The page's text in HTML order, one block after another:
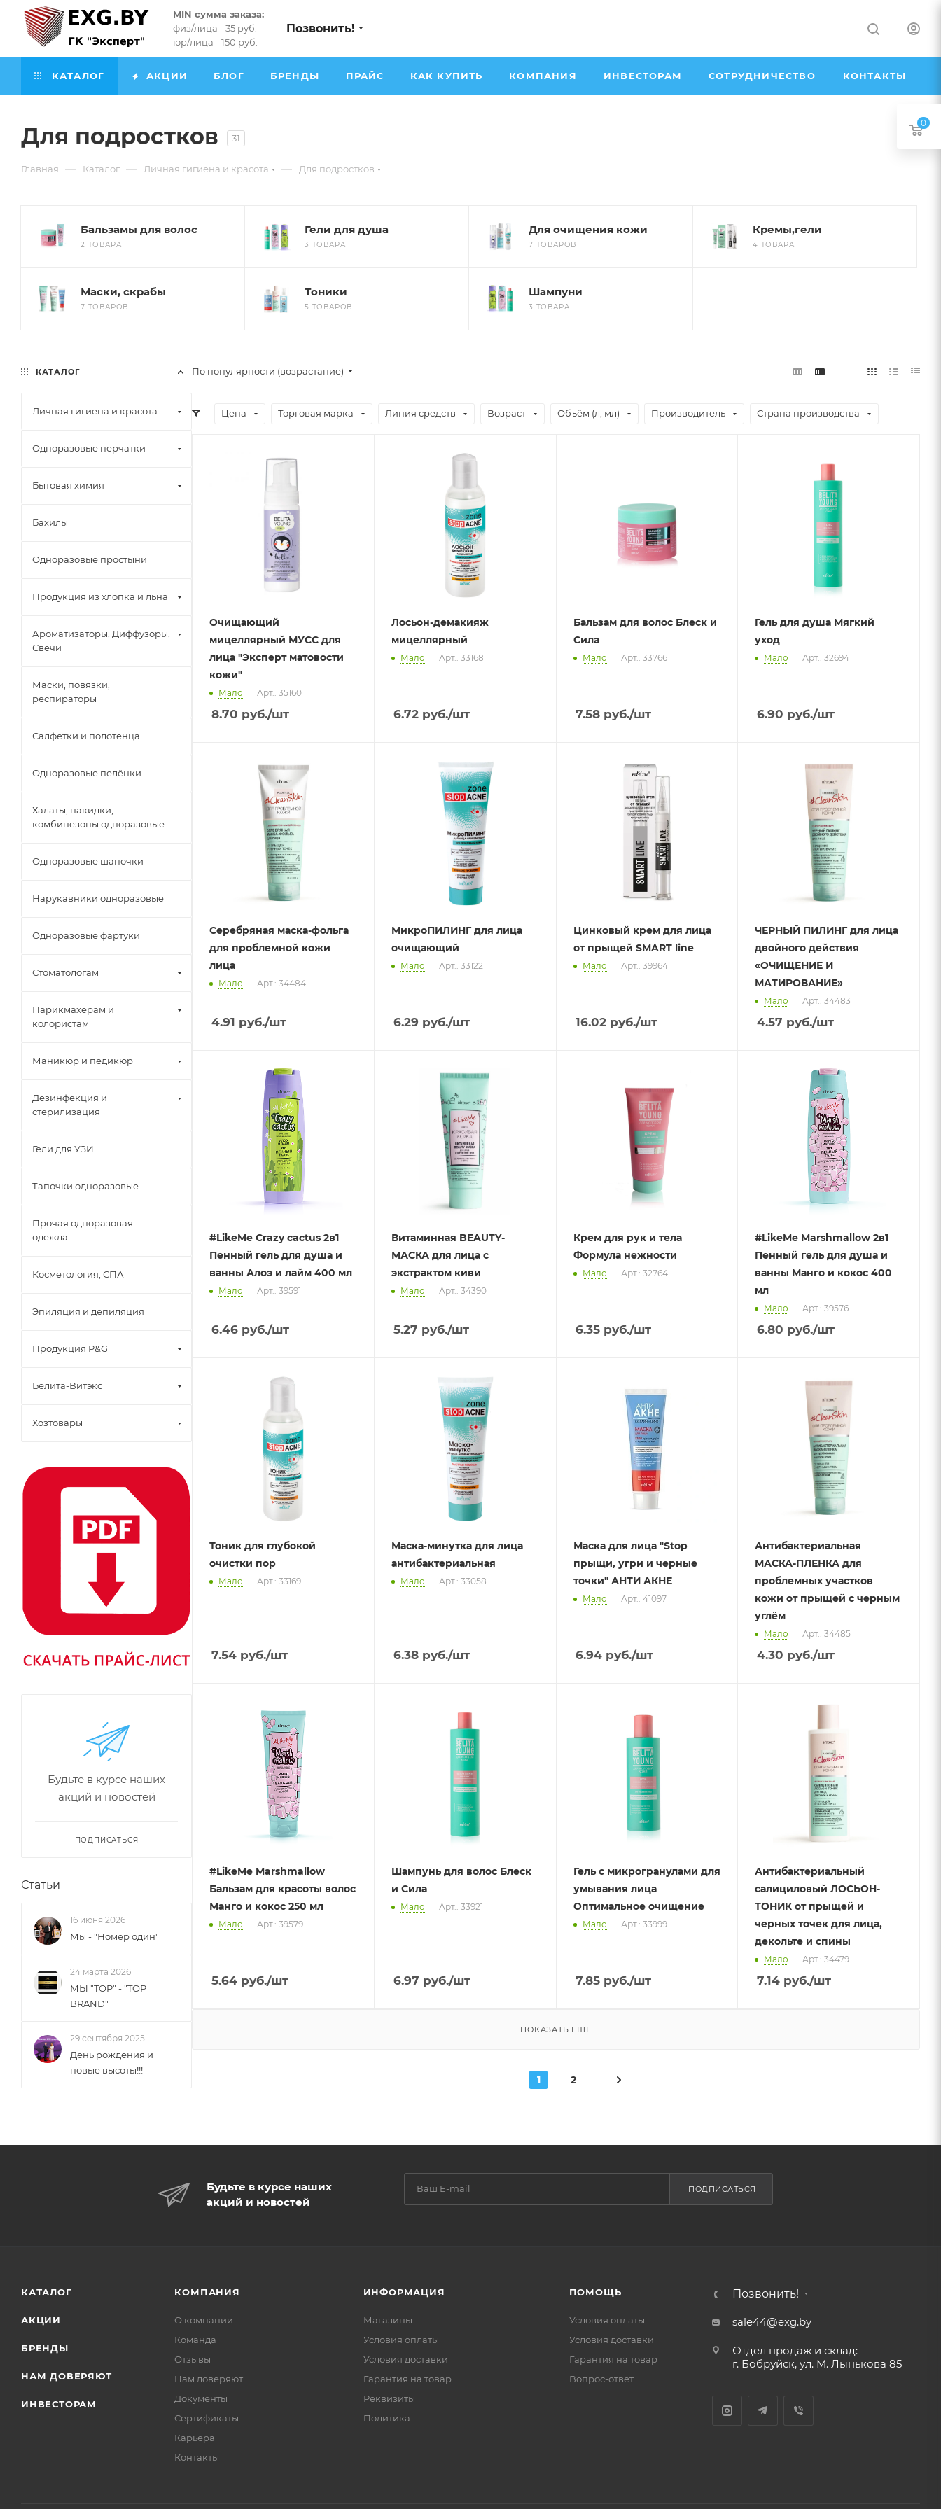
MIN сумма заказа:
физ/лица - 35 руб.
юр/лица - 150 руб.
Позвонить!
КАТАЛОГ АКЦИИ БЛОГ БРЕНДЫ ПРАЙС КАК КУПИТЬ КОМПАНИЯ ИНВЕСТОРАМ СОТРУДНИЧЕСТВО КОНТАКТЫ
Для подростков 31
Главная — Каталог — Личная гигиена и красота — Для подростков
Бальзамы для волос
2 ТОВАРА
Гели для душа
3 ТОВАРА
Для очищения кожи
7 ТОВАРОВ
Кремы,гели
4 ТОВАРА
Маски, скрабы
7 ТОВАРОВ
Тоники
5 ТОВАРОВ
Шампуни
3 ТОВАРА
По популярности (возрастание)
Цена Торговая марка Линия средств Возраст Объём (л, мл) Производитель Страна производства
Очищающий
мицеллярный МУСС для
лица "Эксперт матовости
кожи"
Мало Арт.: 35160
8.70 руб./шт
Лосьон-демакияж
мицеллярный
Мало Арт.: 33168
6.72руб./шт
Бальзам для волос Блеск и
Сила
Мало Арт.: 33766
7.58руб./шт
Гель для душа Мягкий
уход
Мало Арт.: 32694
6.90 руб./шт
Серебряная маска-фольга
для проблемной кожи
лица
Мало Арт.: 34484
4.91 руб./шт
МикроПИЛИНГ для лица
очищающий
Мало Арт.: 33122
6.29 руб./шт
Цинковый крем для лица
от прыщей SMART line
Мало Арт.: 39964
16.02руб./шт
ЧЕРНЫЙ ПИЛИНГ для лица
двойного действия
«ОЧИЩЕНИЕ И
МАТИРОВАНИЕ»
Мало Арт.: 34483
4.57 руб./шт
#LikeMe Crazy cactus 2в1
Пенный гель для душа и
ванны Алоэ и лайм 400 мл
Мало Арт.: 39591
6.46 руб./шт
Витаминная BEAUTY-
МАСКА для лица с
экстрактом киви
Мало Арт.: 34390
5.27 руб./шт
Крем для рук и тела
Формула нежности
Мало Арт.: 32764
6.35руб./шт
#LikeMe Marshmallow 2в1
Пенный гель для душа и
ванны Манго и кокос 400
мл
Мало Арт.: 39576
6.80 руб./шт
Тоник для глубокой
очистки пор
Мало Арт.: 33169
7.54 руб./шт
Маска-минутка для лица
антибактериальная
Мало Арт.: 33058
6.38руб./шт
Маска для лица "Stop
прыщи, угри и черные
точки" АНТИ АКНЕ
Мало Арт.: 41097
6.94руб./шт
Антибактериальная
МАСКА-ПЛЕНКА для
проблемных участков
кожи от прыщей с черным
углём
Мало Арт.: 34485
4.30 руб./шт
#LikeMe Marshmallow
Бальзам для красоты волос
Манго и кокос 250 мл
Мало Арт.: 39579
5.64 руб./шт
Шампунь для волос Блеск
и Сила
Мало Арт.: 33921
6.97 руб./шт
Гель с микрогранулами для
умывания лица
Оптимальное очищение
Мало Арт.: 33999
7.85руб./шт
Антибактериальный
салициловый ЛОСЬОН-
ТОНИК от прыщей и
черных точек для лица,
декольте и спины
Мало Арт.: 34479
7.14 руб./шт
ПОКАЗАТЬ ЕЩЕ
1 2
КАТАЛОГ
Личная гигиена и красота
Одноразовые перчатки
Бытовая химия
Бахилы
Одноразовые простыни
Продукция из хлопка и льна
Ароматизаторы, Диффузоры,
Свечи
Маски, повязки,
респираторы
Салфетки и полотенца
Одноразовые пелёнки
Халаты, накидки,
комбинезоны одноразовые
Одноразовые шапочки
Нарукавники одноразовые
Одноразовые фартуки
Стоматологам
Парикмахерам и
колористам
Маникюр и педикюр
Дезинфекция и
стерилизация
Гели для УЗИ
Тапочки одноразовые
Прочая одноразовая
одежда
Косметология, СПА
Эпиляция и депиляция
Продукция P&G
Белита-Витэкс
Хозтовары
Будьте в курсе наших
акций и новостей
ПОДПИСАТЬСЯ
Статьи
16 июня 2026
Мы - "Номер один"
24 марта 2026
МЫ "TOP" - "TOP
BRAND"
29 сентября 2025
День рождения и
новые высоты!!!
Будьте в курсе наших
акций и новостей
ПОДПИСАТЬСЯ
КАТАЛОГ
АКЦИИ
БРЕНДЫ
НАМ ДОВЕРЯЮТ
ИНВЕСТОРАМ
КОМПАНИЯ
О компании
Команда
Отзывы
Нам доверяют
Документы
Сертификаты
Карьера
Контакты
ИНФОРМАЦИЯ
Магазины
Условия оплаты
Условия доставки
Гарантия на товар
Реквизиты
Политика
ПОМОЩЬ
Условия оплаты
Условия доставки
Гарантия на товар
Вопрос-ответ
Позвонить!
sale44@exg.by
Отдел продаж и склад:
г. Бобруйск, ул. М. Лынькова 85
0